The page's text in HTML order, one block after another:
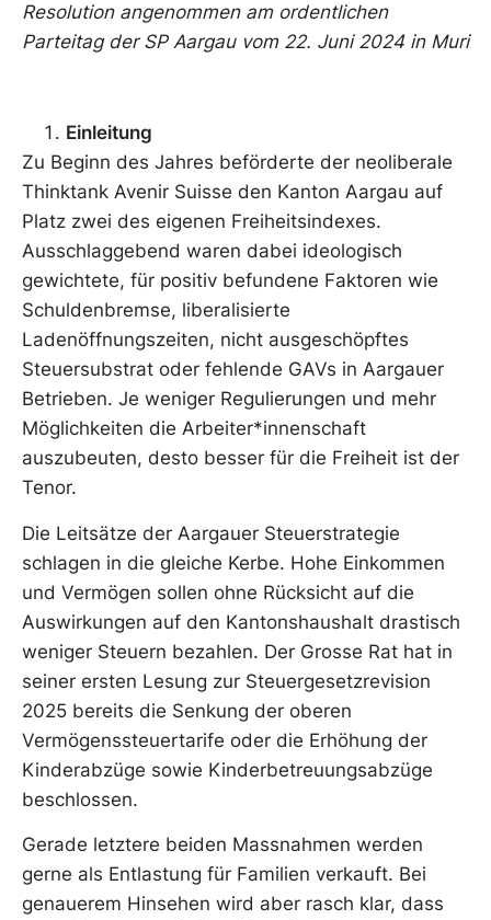
Resolution angenommen am ordentlichen
Parteitag der SP Aargau vom 22. Juni 2024 in Muri
Einleitung
Zu Beginn des Jahres beförderte der neoliberale
Thinktank Avenir Suisse den Kanton Aargau auf
Platz zwei des eigenen Freiheitsindexes.
Ausschlaggebend waren dabei ideologisch
gewichtete, für positiv befundene Faktoren wie
Schuldenbremse, liberalisierte
Ladenöffnungszeiten, nicht ausgeschöpftes
Steuersubstrat oder fehlende GAVs in Aargauer
Betrieben. Je weniger Regulierungen und mehr
Möglichkeiten die Arbeiter*innenschaft
auszubeuten, desto besser für die Freiheit ist der
Tenor.
Die Leitsätze der Aargauer Steuerstrategie
schlagen in die gleiche Kerbe. Hohe Einkommen
und Vermögen sollen ohne Rücksicht auf die
Auswirkungen auf den Kantonshaushalt drastisch
weniger Steuern bezahlen. Der Grosse Rat hat in
seiner ersten Lesung zur Steuergesetzrevision
2025 bereits die Senkung der oberen
Vermögenssteuertarife oder die Erhöhung der
Kinderabzüge sowie Kinderbetreuungsabzüge
beschlossen.
Gerade letztere beiden Massnahmen werden
gerne als Entlastung für Familien verkauft. Bei
genauerem Hinsehen wird aber rasch klar, dass